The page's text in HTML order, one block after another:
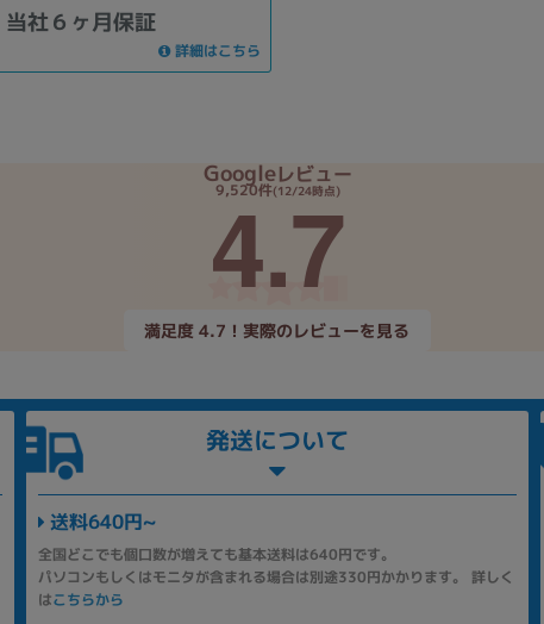
当社６ヶ月保証
詳細はこちら
Googleレビュー
9,520件(12/24時点)
4.7
満足度 4.7！実際のレビューを見る
発送について
送料640円~
全国どこでも個口数が増えても基本送料は640円です。
パソコンもしくはモニタが含まれる場合は別途330円かかります。 詳しく
はこちらから